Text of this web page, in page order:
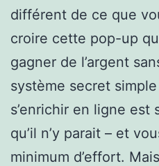
différent de ce que
croire cette pop-up
gagner de l’argent
système secret simple
s’enrichir en ligne est
qu’il n’y parait – et
minimum d’effort.